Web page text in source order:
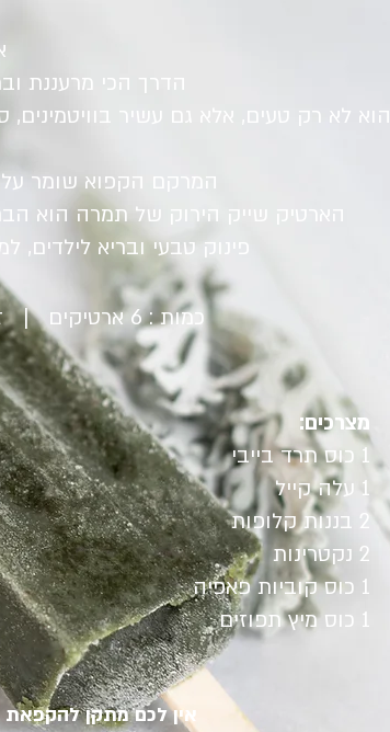
הדרך הכי מרעננת
הוא לא רק טעים, אלא גם עשיר בוויטמינים,
המרקם הקפוא שומר על
הארטיק שייק הירוק של תמרה הוא
פינוק טבעי ובריא לילדים,
כמות : 6 ארטיקים | זמן הכנה : 15 דקות
מצרכים:
1 כוס תרד בייבי
1 עלה קייל
2 בננות קלופות
2 נקטרינות
1 כוס קוביות פאפיה
1 כוס מיץ תפוזים
אין לכם מתקן להקפאת